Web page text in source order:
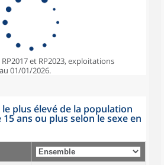
RP2017 et RP2023, exploitations
01/01/2026.
le plus élevé de la population
ans ou plus selon le sexe en